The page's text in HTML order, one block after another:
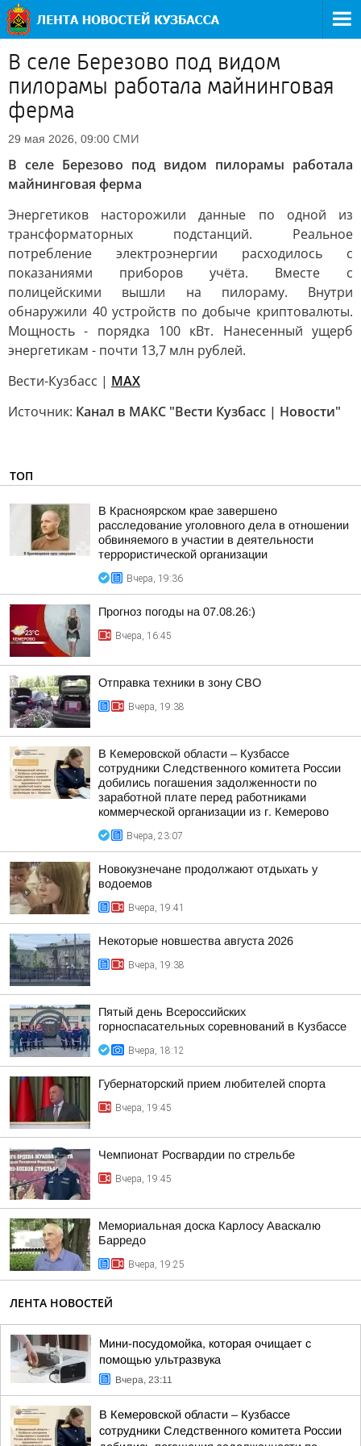
В селе Березово под видом
пилорамы работала майнинговая
ферма
29 мая 2026, 09:00 СМИ
В селе Березово под видом пилорамы работала
майнинговая ферма
Энергетиков насторожили данные по одной из
трансформаторных подстанций. Реальное
потребление электроэнергии расходилось с
показаниями приборов учёта. Вместе с
полицейскими вышли на пилораму. Внутри
обнаружили 40 устройств по добыче криптовалюты.
Мощность - порядка 100 кВт. Нанесенный ущерб
энергетикам - почти 13,7 млн рублей.
Вести-Кузбасс | MAX
Источник: Канал в МАКС "Вести Кузбасс | Новости"
ТОП
В Красноярском крае завершено
расследование уголовного дела в отношении
обвиняемого в участии в деятельности
террористической организации
Вчера, 19:36
Прогноз погоды на 07.08.26:)
Вчера, 16:45
Отправка техники в зону СВО
Вчера, 19:38
В Кемеровской области – Кузбассе
сотрудники Следственного комитета России
добились погашения задолженности по
заработной плате перед работниками
коммерческой организации из г. Кемерово
Вчера, 23:07
Новокузнечане продолжают отдыхать у
водоемов
Вчера, 19:41
Некоторые новшества августа 2026
Вчера, 19:38
Пятый день Всероссийских
горноспасательных соревнований в Кузбассе
Вчера, 18:12
Губернаторский прием любителей спорта
Вчера, 19:45
Чемпионат Росгвардии по стрельбе
Вчера, 19:45
Мемориальная доска Карлосу Аваскалю
Барредо
Вчера, 19:25
ЛЕНТА НОВОСТЕЙ
Мини-посудомойка, которая очищает с
помощью ультразвука
Вчера, 23:11
В Кемеровской области – Кузбассе
сотрудники Следственного комитета России